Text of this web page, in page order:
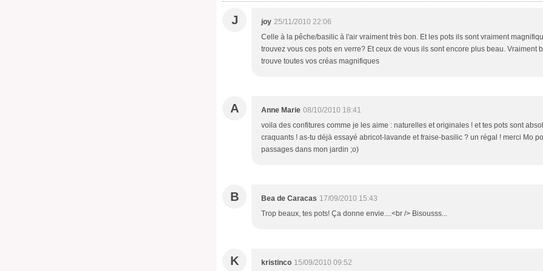
J joy 25/11/2010 22:06
Celle à la pêche/basilic à l'air vraiment très bon. Et les pots ils sont vraiment
trouvez vous ces pots en verre? Et ceux de vous ils sont encore plus beau. Vraiment
trouve toutes vos créas magnifiques
A Anne Marie 08/10/2010 18:41
voila des confitures comme je les aime : naturelles et originales ! et tes pots sont
craquants ! as-tu déjà essayé abricot-lavande et fraise-basilic ? un régal ! merci Mo
passages dans mon jardin ;o)
B Bea de Caracas 17/09/2010 15:43
Trop beaux, tes pots! Ça donne envie....<br /> Bisousss...
K kristinco 15/09/2010 09:52